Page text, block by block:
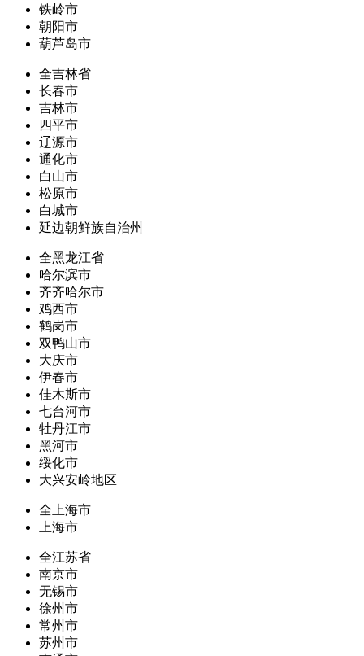
铁岭市
朝阳市
葫芦岛市
全吉林省
长春市
吉林市
四平市
辽源市
通化市
白山市
松原市
白城市
延边朝鲜族自治州
全黑龙江省
哈尔滨市
齐齐哈尔市
鸡西市
鹤岗市
双鸭山市
大庆市
伊春市
佳木斯市
七台河市
牡丹江市
黑河市
绥化市
大兴安岭地区
全上海市
上海市
全江苏省
南京市
无锡市
徐州市
常州市
苏州市